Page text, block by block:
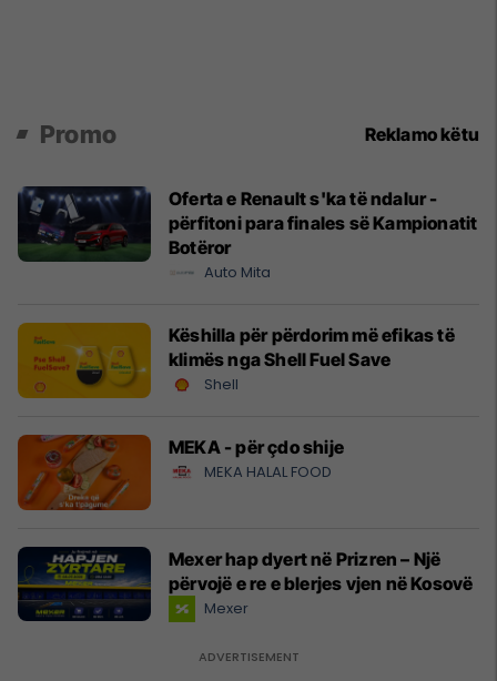
Promo Reklamo këtu
Oferta e Renault s'ka të ndalur -
përfitoni para finales së Kampionatit
Botëror
Auto Mita
Këshilla për përdorim më efikas të
klimës nga Shell Fuel Save
Shell
MEKA - për çdo shije
MEKA HALAL FOOD
Mexer hap dyert në Prizren – Një
përvojë e re e blerjes vjen në Kosovë
Mexer